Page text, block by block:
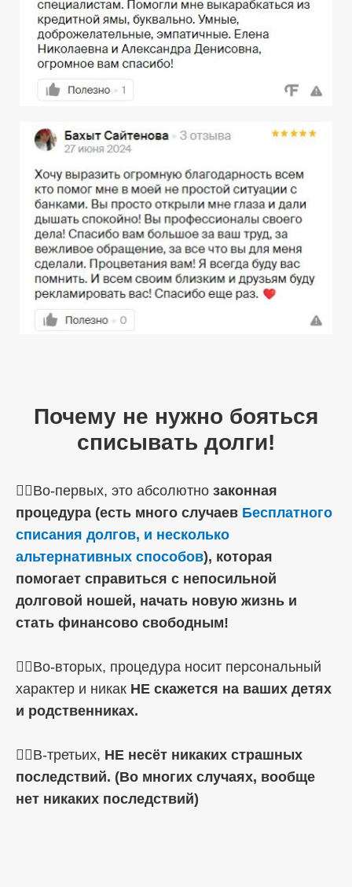
Почему не нужно бояться
списывать долги!
☝🏼Во-первых, это абсолютно законная
процедура (есть много случаев Бесплатного
списания долгов, и несколько
альтернативных способов), которая
помогает справиться с непосильной
долговой ношей, начать новую жизнь и
стать финансово свободным!
☝🏼Во-вторых, процедура носит персональный
характер и никак НЕ скажется на ваших детях
и родственниках.
☝🏼В-третьих, НЕ несёт никаких страшных
последствий. (Во многих случаях, вообще
нет никаких последствий)